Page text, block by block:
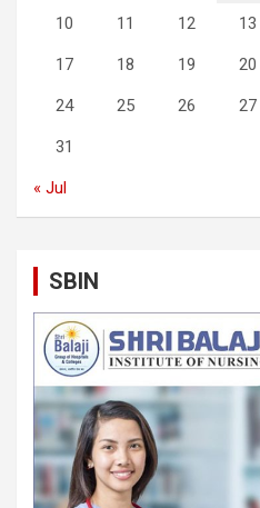
10 11 12 13
17 18 19 20
24 25 26 27
31
« Jul
SBIN